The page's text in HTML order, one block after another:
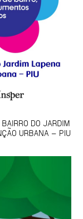
DO JARDIM
URBANA – PIU